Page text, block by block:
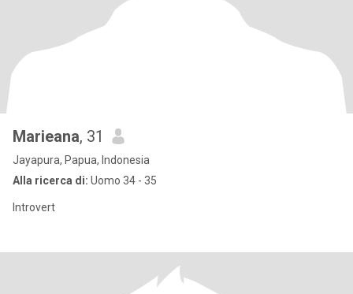
Marieana, 31
Jayapura, Papua, Indonesia
Alla ricerca di: Uomo 34 - 35
Introvert